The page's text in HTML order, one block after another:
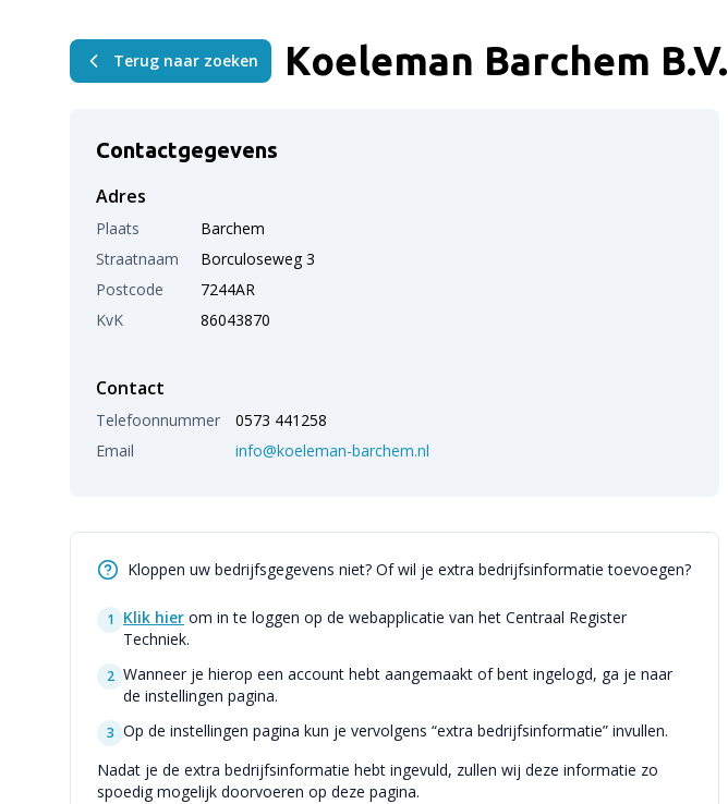
Terug naar zoeken Koeleman Barchem B.V.
Contactgegevens
Adres
Plaats
Barchem
Straatnaam
Borculoseweg 3
Postcode
7244AR
KvK
86043870
Contact
Telefoonnummer
0573 441258
Email
info@koeleman-barchem.nl
Kloppen uw bedrijfsgegevens niet? Of wil je extra bedrijfsinformatie toevoegen?
1 Klik hier om in te loggen op de webapplicatie van het Centraal Register
Techniek.
2 Wanneer je hierop een account hebt aangemaakt of bent ingelogd, ga je naar
de instellingen pagina.
3 Op de instellingen pagina kun je vervolgens “extra bedrijfsinformatie” invullen.
Nadat je de extra bedrijfsinformatie hebt ingevuld, zullen wij deze informatie zo
spoedig mogelijk doorvoeren op deze pagina.